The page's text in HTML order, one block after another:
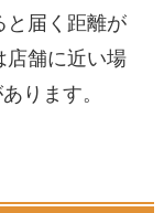
と届く距離が
店舗に近い場
ります。